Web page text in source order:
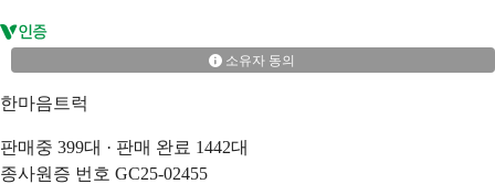
소유자 동의
한마음트럭
판매중 399대 · 판매 완료 1442대
종사원증 번호 GC25-02455